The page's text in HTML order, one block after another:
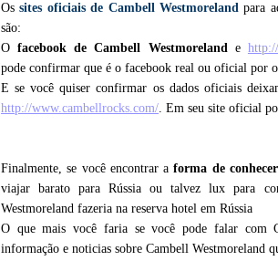
Ossites oficiais de Cambell Westmorelandpara
são:
Ofacebook de Cambell Westmorelande
pode confirmar que é o facebook real ou oficial por
E se você quiser confirmar os dados oficiais
http://www.cambellrocks.com/. Em seu site oficial
Finalmente, se você encontrar aforma de
viajar barato para Rússia ou talvez lux para
Westmoreland fazeria na reserva hotel em Rússia
O que mais você faria se você pode falar com
informação e noticias sobre Cambell Westmoreland